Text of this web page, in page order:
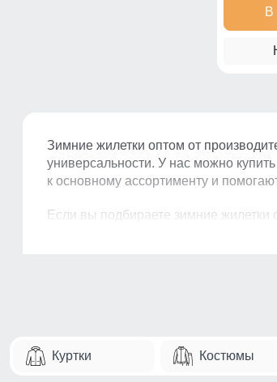
В
Зимние жилетки оптом от
универсальности. У нас можно
к основному ассортименту и
Если вы подбираете зимние жилетки
Такие модели часто выбирают
Куртки Костюмы